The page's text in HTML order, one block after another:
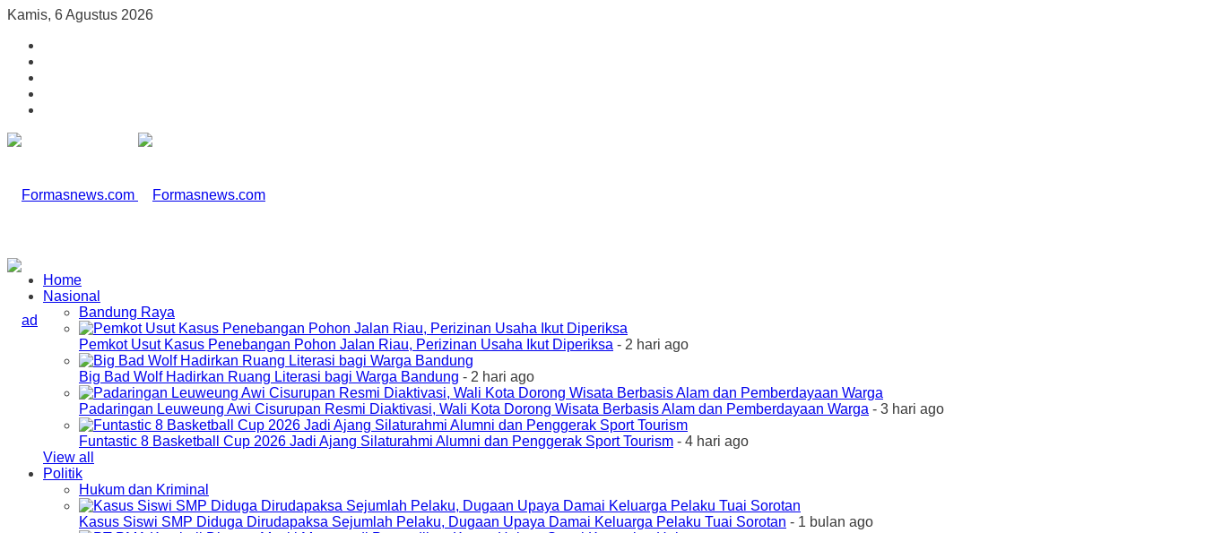
Kamis, 6 Agustus 2026
Home
Nasional
Bandung Raya
Pemkot Usut Kasus Penebangan Pohon Jalan Riau, Perizinan Usaha Ikut Diperiksa - 2 hari ago
Big Bad Wolf Hadirkan Ruang Literasi bagi Warga Bandung - 2 hari ago
Padaringan Leuweung Awi Cisurupan Resmi Diaktivasi, Wali Kota Dorong Wisata Berbasis Alam dan Pemberdayaan Warga - 3 hari ago
Funtastic 8 Basketball Cup 2026 Jadi Ajang Silaturahmi Alumni dan Penggerak Sport Tourism - 4 hari ago
View all
Politik
Hukum dan Kriminal
Kasus Siswi SMP Diduga Dirudapaksa Sejumlah Pelaku, Dugaan Upaya Damai Keluarga Pelaku Tuai Sorotan - 1 bulan ago